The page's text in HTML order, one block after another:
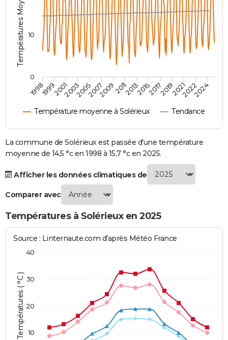
Destinations
City break
Voyage nature
Voyage de noces
Forum
Climat
PHOTO
GUIDES D'ACHAT
BONS PLANS
CARTE DE VOEUX
Carte de Noël
Carte Bonne année
Carte Saint-Valentin
Carte Pâques
Carte d'anniversaire
DICTIONNAIRE
Dictionnaire
Biographies
Citations
Expressions
Proverbes
PROGRAMME TV
S'inscrire
Se connecter
Lycées
Collèges
Primaires
Universités
Entreprises
Service militaire
Avis de recherche
AVIS DE DÉCÈS
FORUM
Bricolage
Lifestyle
Culture
Sport
Auto
Television
Voyage
Cinema
Température moyenne à Solérieux Tendance
199819992001200320052007200920112013201520172019202120222024
0
10
La commune de Solérieux est passée d'une température
moyenne de 14,5 °c en 1998 à 15,7 °c en 2025.
Afficher les données climatiques de
Comparer avec
Températures à Solérieux en 2025
Températures ( °C )
Source : Linternaute.com d'après Météo France
10
20
30
40